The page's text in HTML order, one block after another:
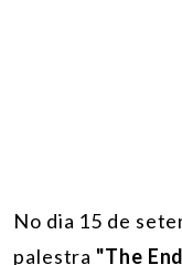
No dia 15 de
palestra "The